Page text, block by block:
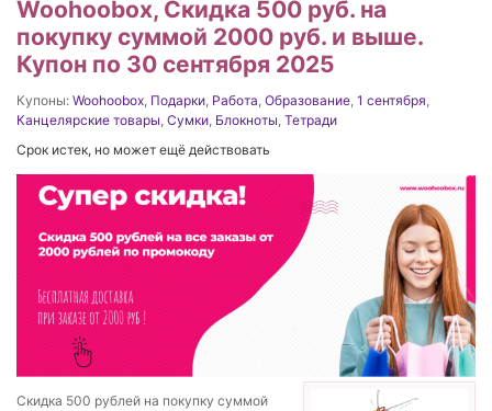
Woohoobox, Скидка 500 руб. на
покупку суммой 2000 руб. и выше.
Купон по 30 сентября 2025
Купоны: Woohoobox Подарки Работа Образование 1 сентября
Канцелярские товары Сумки Блокноты Тетради
Срок истек, но может ещё действовать
Скидка 500 рублей на покупку суммой